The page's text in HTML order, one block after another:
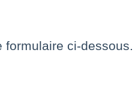
formulaire ci-dessous.